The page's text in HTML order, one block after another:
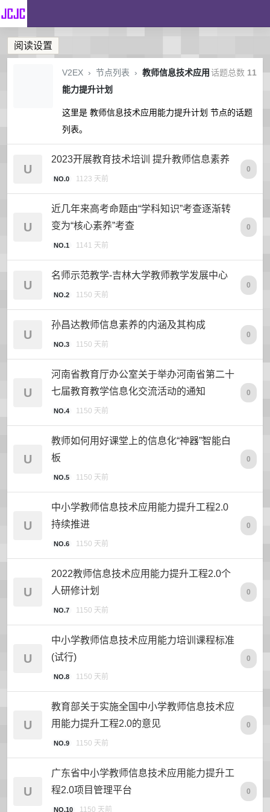
阅读设置
话题总数 11
V2EX › 节点列表 › 教师信息技术应用
能力提升计划
这里是 教师信息技术应用能力提升计划 节点的话题
列表。
U
2023开展教育技术培训 提升教师信息素养
NO.0 1123 天前
0
U
近几年来高考命题由“学科知识”考查逐渐转
变为“核心素养”考查
NO.1 1141 天前
0
U
名师示范教学-吉林大学教师教学发展中心
NO.2 1150 天前
0
U
孙昌达教师信息素养的内涵及其构成
NO.3 1150 天前
0
U
河南省教育厅办公室关于举办河南省第二十
七届教育教学信息化交流活动的通知
NO.4 1150 天前
0
U
教师如何用好课堂上的信息化“神器”智能白
板
NO.5 1150 天前
0
U
中小学教师信息技术应用能力提升工程2.0
持续推进
NO.6 1150 天前
0
U
2022教师信息技术应用能力提升工程2.0个
人研修计划
NO.7 1150 天前
0
U
中小学教师信息技术应用能力培训课程标准
(试行)
NO.8 1150 天前
0
U
教育部关于实施全国中小学教师信息技术应
用能力提升工程2.0的意见
NO.9 1150 天前
0
U
广东省中小学教师信息技术应用能力提升工
程2.0项目管理平台
NO.10 1150 天前
0